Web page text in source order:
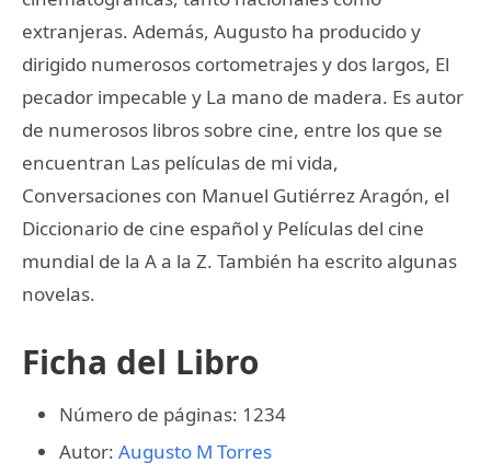
extranjeras. Además, Augusto ha producido y
dirigido numerosos cortometrajes y dos largos, El
pecador impecable y La mano de madera. Es autor
de numerosos libros sobre cine, entre los que se
encuentran Las películas de mi vida,
Conversaciones con Manuel Gutiérrez Aragón, el
Diccionario de cine español y Películas del cine
mundial de la A a la Z. También ha escrito algunas
novelas.
Ficha del Libro
Número de páginas: 1234
Autor: Augusto M Torres